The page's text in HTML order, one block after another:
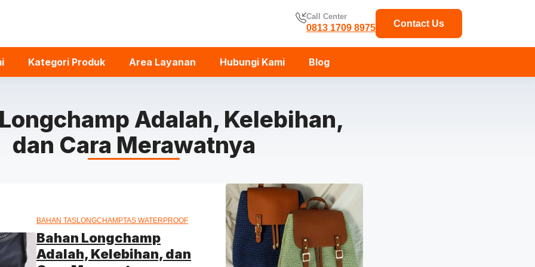
Call Center
0813 1709 8975 Contact Us
Kategori Produk Area Layanan Hubungi Kami Blog
Adalah, Kelebihan,
dan Cara Merawatnya
BAHAN TASLONGCHAMPTAS WATERPROOF
Bahan Longchamp
Adalah, Kelebihan, dan